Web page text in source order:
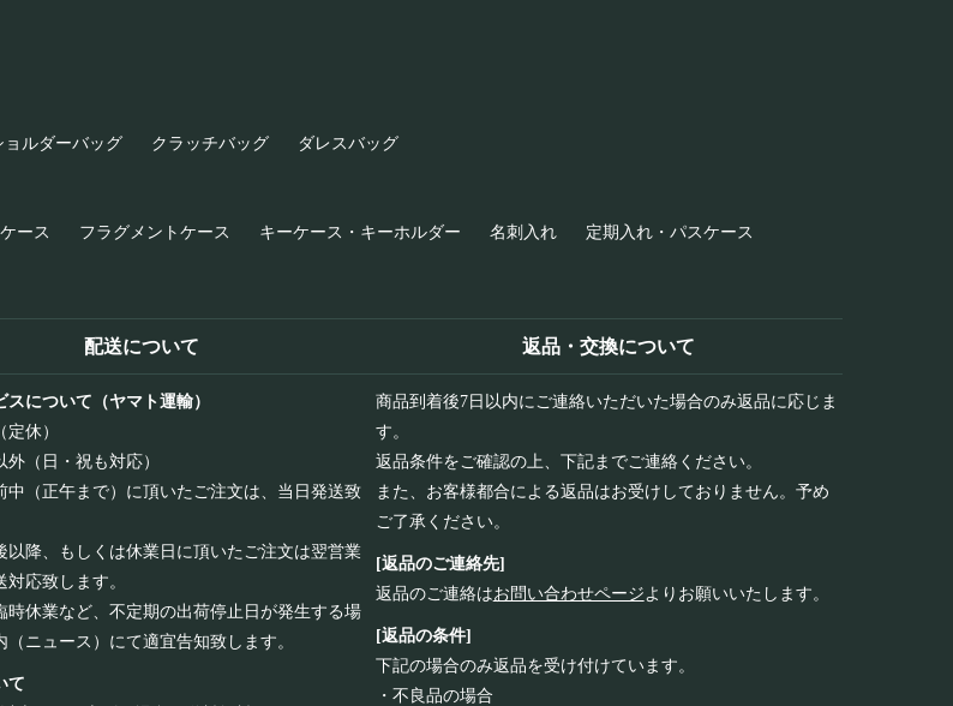
ョルダーバッグ クラッチバッグ ダレスバッグ
ース フラグメントケース キーケース・キーホルダー 名刺入れ 定期入れ・パスケース
配送について
スについて（ヤマト運輸）
休）
外（日・祝も対応）
中（正午まで）に頂いたご注文は、当日発送致
以降、もしくは休業日に頂いたご注文は翌営業
対応致します。
時休業など、不定期の出荷停止日が発生する場
（ニュース）にて適宜告知致します。
て
返品・交換について
商品到着後7日以内にご連絡いただいた場合のみ返品に応じま
す。
返品条件をご確認の上、下記までご連絡ください。
また、お客様都合による返品はお受けしておりません。予め
ご了承ください。
[返品のご連絡先]
返品のご連絡はお問い合わせページよりお願いいたします。
[返品の条件]
下記の場合のみ返品を受け付けています。
・不良品の場合